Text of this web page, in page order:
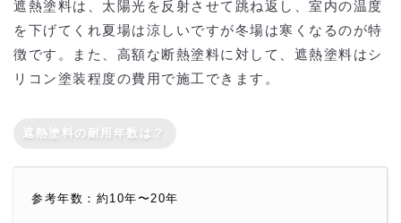
遮熱塗料は、太陽光を反射させて跳ね返し、室内の温度
を下げてくれ夏場は涼しいですが冬場は寒くなるのが特
徴です。また、高額な断熱塗料に対して、遮熱塗料はシ
リコン塗装程度の費用で施工できます。
遮熱塗料の耐用年数は？
参考年数：約10年〜20年